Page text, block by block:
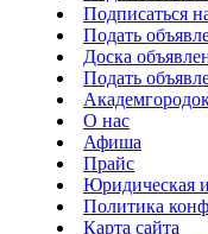
Подписаться
Подать
Доска
Подать
О нас
Афиша
Прайс
Юридическая
Политика
Карта сайта